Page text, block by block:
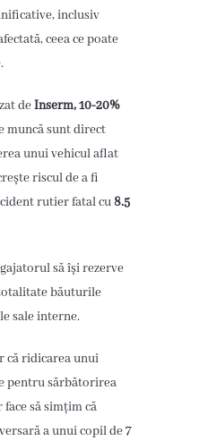
inclusiv
ceea ce poate
deInserm, 10-20%
muncă sunt direct
unui vehicul aflat
riscul de a fi
rutier fatal cu 8.5
să își rezerve
băuturile
sale interne.
că ridicarea unui
pentru sărbătorirea
să simțim că
a unui copil de 7